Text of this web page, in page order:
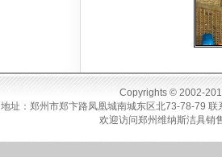
Copyrights © 2002-
地址：郑州市郑卞路凤凰城南城东区北73-78-79 联
欢迎访问郑州维纳斯洁具销